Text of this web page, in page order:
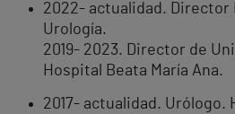
2022- actualidad. Director
Urología.
2019- 2023. Director de
Hospital Beata María Ana.
2017- actualidad. Urólogo.